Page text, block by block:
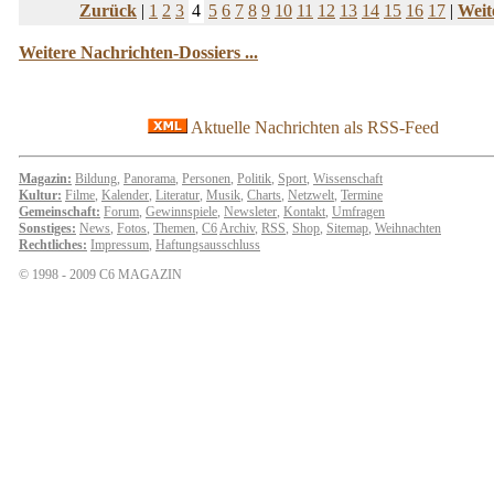
Zurück | 1 2 3 4 5 6 7 8 9 10 11 12 13 14 15 16 17 |
Weitere Nachrichten-Dossiers ...
Aktuelle Nachrichten als RSS-Feed
Magazin: Bildung, Panorama, Personen, Politik, Sport, Wissenschaft
Kultur: Filme, Kalender, Literatur, Musik, Charts, Netzwelt, Termine
Gemeinschaft: Forum, Gewinnspiele, Newsleter, Kontakt, Umfragen
Sonstiges: News, Fotos, Themen, C6Archiv, RSS, Shop, Sitemap, Weihnachten
Rechtliches: Impressum, Haftungsausschluss
© 1998 - 2009 C6 MAGAZIN